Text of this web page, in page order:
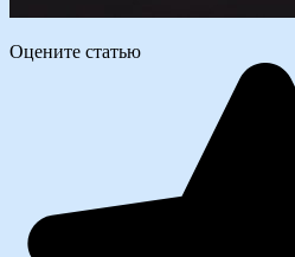
Оцените статью